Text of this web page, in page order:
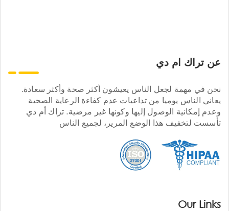
عن تراك ام دي
نحن في مهمة لجعل الناس يعيشون أكثر صحة وأكثر سعادة.
يعاني الناس يوميا من تداعيات عدم كفاءة الرعاية الصحية
وعدم إمكانية الوصول إليها وكونها غير مرضية. تراك أم دي
تأسست لتخفيف هذا الوضع المرير، لجميع الناس
Our Links